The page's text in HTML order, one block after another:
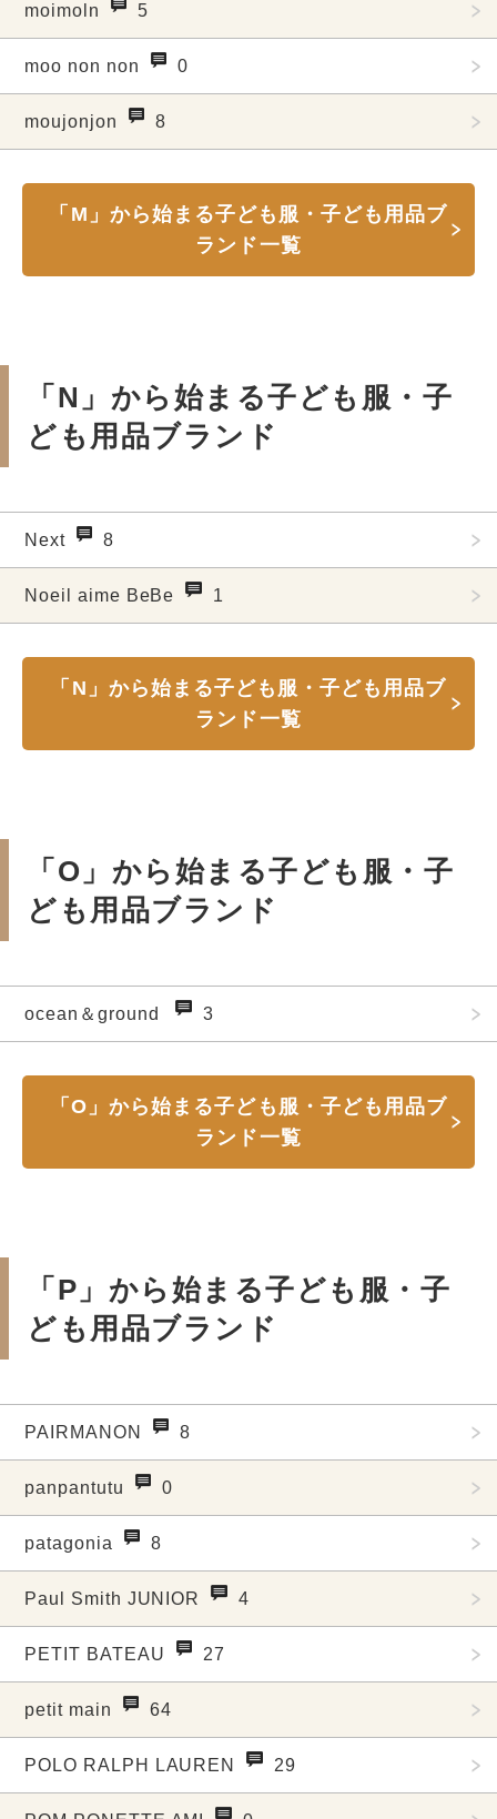
moimoln 5
moo non non 0
moujonjon 8
「M」から始まる子ども服・子ども用品ブ
ランド一覧
「N」から始まる子ども服・子
ども用品ブランド
Next 8
Noeil aime BeBe 1
「N」から始まる子ども服・子ども用品ブ
ランド一覧
「O」から始まる子ども服・子
ども用品ブランド
ocean＆ground 3
「O」から始まる子ども服・子ども用品ブ
ランド一覧
「P」から始まる子ども服・子
ども用品ブランド
PAIRMANON 8
panpantutu 0
patagonia 8
Paul Smith JUNIOR 4
PETIT BATEAU 27
petit main 64
POLO RALPH LAUREN 29